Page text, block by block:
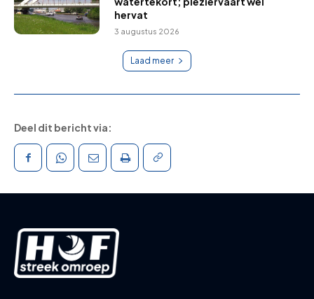
hervat
3 augustus 2026
Laad meer
Deel dit bericht via: